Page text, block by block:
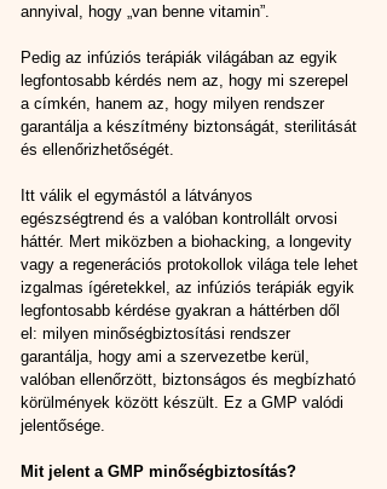
annyival, hogy „van benne vitamin”.
Pedig az infúziós terápiák világában az egyik
legfontosabb kérdés nem az, hogy mi szerepel
a címkén, hanem az, hogy milyen rendszer
garantálja a készítmény biztonságát, sterilitását
és ellenőrizhetőségét.
Itt válik el egymástól a látványos
egészségtrend és a valóban kontrollált orvosi
háttér. Mert miközben a biohacking, a longevity
vagy a regenerációs protokollok világa tele lehet
izgalmas ígéretekkel, az infúziós terápiák egyik
legfontosabb kérdése gyakran a háttérben dől
el: milyen minőségbiztosítási rendszer
garantálja, hogy ami a szervezetbe kerül,
valóban ellenőrzött, biztonságos és megbízható
körülmények között készült. Ez a GMP valódi
jelentősége.
Mit jelent a GMP minőségbiztosítás?